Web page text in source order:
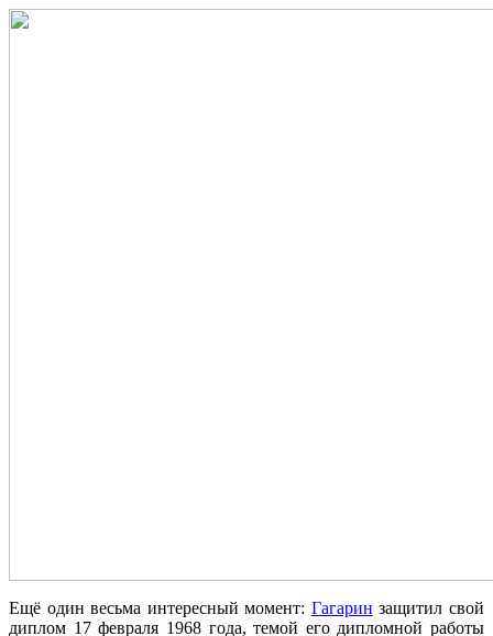
Ещё один весьма интересный момент: Гагарин защитил свой
диплом 17 февраля 1968 года, темой его дипломной работы